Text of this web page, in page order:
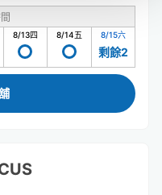
8/13四 8/14五 8/15六
剩餘2